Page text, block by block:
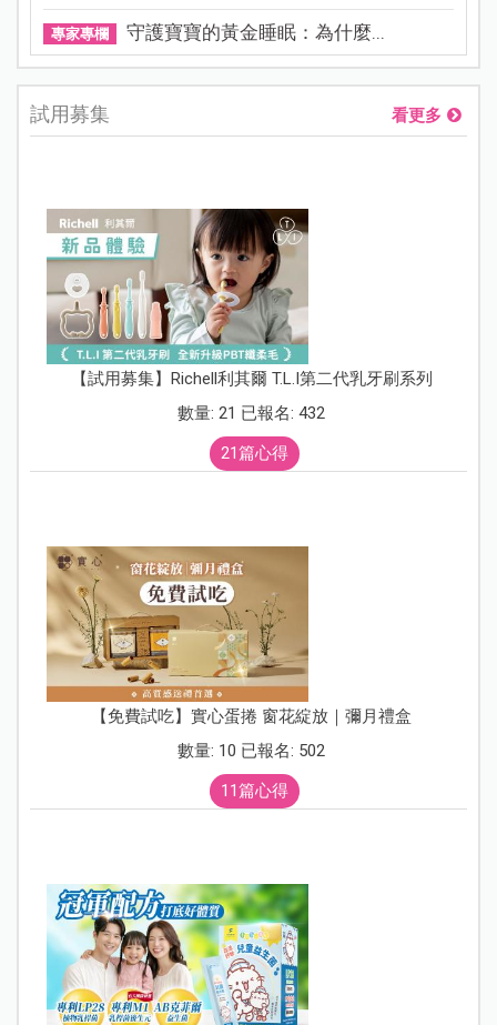
專家專欄 守護寶寶的黃金睡眠：為什麼...
試用募集 看更多
【試用募集】Richell利其爾 T.L.I第二代乳牙刷系列
數量: 21 已報名: 432
21篇心得
【免費試吃】實心蛋捲 窗花綻放｜彌月禮盒
數量: 10 已報名: 502
11篇心得